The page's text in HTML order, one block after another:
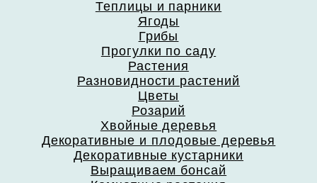
Теплицы и парники
Ягоды
Грибы
Прогулки по саду
Растения
Разновидности растений
Цветы
Розарий
Хвойные деревья
Декоративные и плодовые деревья
Декоративные кустарники
Выращиваем бонсай